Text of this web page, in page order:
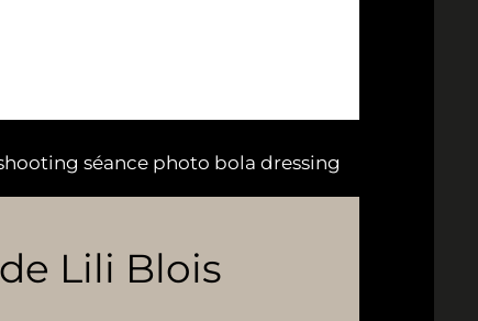
séance photo bola dressing
Lili Blois